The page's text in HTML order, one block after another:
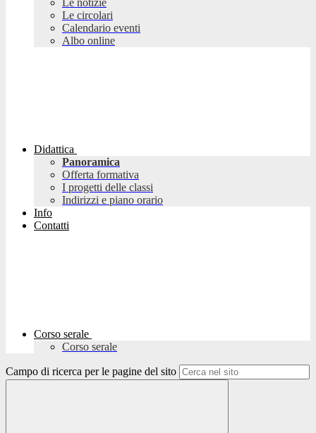
Le notizie
Le circolari
Calendario eventi
Albo online
Didattica
Panoramica
Offerta formativa
I progetti delle classi
Indirizzi e piano orario
Info
Contatti
Corso serale
Corso serale
Campo di ricerca per le pagine del sito